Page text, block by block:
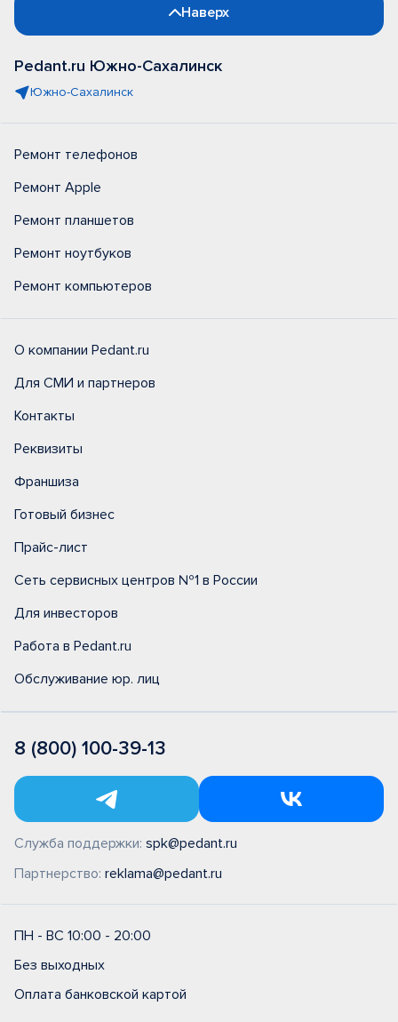
Наверх
Pedant.ru Южно-Сахалинск
Южно-Сахалинск
Ремонт телефонов
Ремонт Apple
Ремонт планшетов
Ремонт ноутбуков
Ремонт компьютеров
О компании Pedant.ru
Для СМИ и партнеров
Контакты
Реквизиты
Франшиза
Готовый бизнес
Прайс-лист
Сеть сервисных центров №1 в России
Для инвесторов
Работа в Pedant.ru
Обслуживание юр. лиц
8 (800) 100-39-13
Служба поддержки: spk@pedant.ru
Партнерство: reklama@pedant.ru
ПН - ВС 10:00 - 20:00
Без выходных
Оплата банковской картой